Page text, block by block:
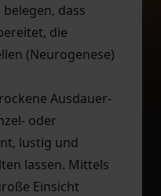
dass
die
(Neurogenese)
Ausdauer-
oder
lustig und
lassen. Mittels
Einsicht